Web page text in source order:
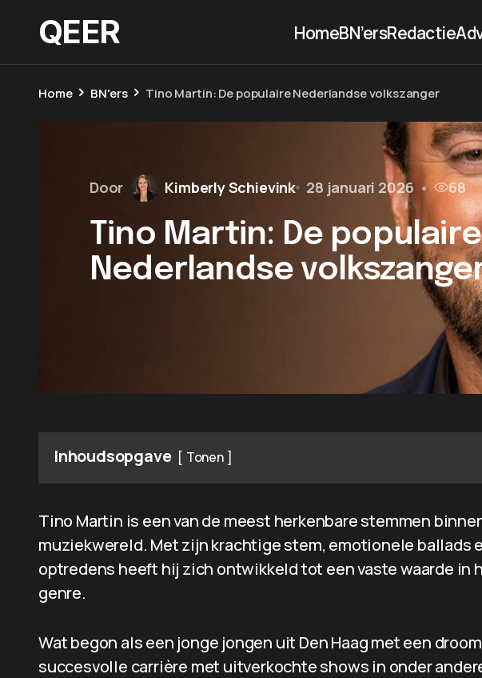
QEER HomeBN’ersRedactie
Home BN'ers Tino Martin: De populaire Nederlandse volkszanger
Door Kimberly Schievink 28 januari 2026 • 68
Tino Martin: De populaire
Nederlandse
Inhoudsopgave Tonen
Tino Martin is een van de meest herkenbare stemmen
muziekwereld. Met zijn krachtige stem, emotionele ballads
optredens heeft hij zich ontwikkeld tot een vaste waarde in
genre.
Wat begon als een jonge jongen uit Den Haag met een
succesvolle carrière met uitverkochte shows in onder